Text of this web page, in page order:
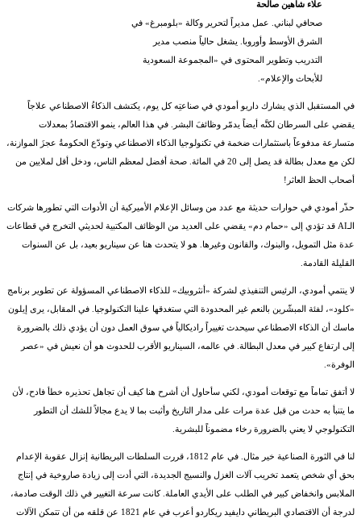
علاء شاهين صالحة
صحافي لبناني. عمل مديراً لتحرير وكالة «بلومبرغ» في
الشرق الأوسط وأوروبا. يشغل حالياً منصب مدير
التدريب وتطوير المحتوى في «المجموعة السعودية
للأبحاث والإعلام».
في المستقبل الذي يشارك داريو أمودي في صناعتِه كل يوم، يكتشف الذكاءُ الاصطناعي علاجاً
يقضي على السرطان لكنَّه أيضاً يدمّر وظائفَ البشر. في هذا العالم، ينمو الاقتصادُ بمعدلات
متسارعة مدفوعاً باستثمارات ضخمة في تكنولوجيا الذكاء الاصطناعي وتودّع الحكومةُ عجزَ الموازنة،
لكن مع معدل بطالة قد يصل إلى 20 في المائة. صحة أفضل لمعظم الناس، ودخل أقل لملايين من
أصحاب الحظ العاثر!
حذّر أمودي في حوارات حديثة مع عدد من وسائل الإعلام الأميركية أن الأدوات التي تطورها شركات
الـAI قد تؤدي إلى «حمام دم» يقضي على العديد من الوظائف المكتبية لحديثي التخرج في قطاعات
عدة مثل التمويل، والبنوك، والقانون وغيرها. هو لا يتحدث هنا عن سيناريو بعيد، بل عن السنوات
القليلة القادمة.
لا ينتمي أمودي، الرئيس التنفيذي لشركة «أنثروبيك» للذكاء الاصطناعي المسؤولة عن تطوير برنامج
«كلود»، لفئة المبشّرين بالنعم غير المحدودة التي ستغدقها علينا التكنولوجيا. في المقابل، يرى إيلون
ماسك أن الذكاء الاصطناعي سيحدث تغييراً راديكالياً في سوق العمل دون أن يؤدي ذلك بالضرورة
إلى ارتفاع كبير في معدل البطالة. في عالمه، السيناريو الأقرب للحدوث هو أن نعيش في «عصر
الوفرة».
لا أتفق تماماً مع توقعات أمودي، لكني سأحاول أن أشرح هنا كيف أن تجاهل تحذيره خطأ فادح، لأن
ما يتنبأ به حدث من قبل عدة مرات على مدار التاريخ وأثبت بما لا يدع مجالاً للشك أن التطور
التكنولوجي لا يعني بالضرورة رخاء مضموناً للبشرية.
لنا في الثورة الصناعية خير مثال. في عام 1812، قررت السلطات البريطانية إنزال عقوبة الإعدام
بحق أي شخص يتعمد تخريب آلات الغزل والنسيج الجديدة، التي أدت إلى زيادة صاروخية في إنتاج
الملابس وانخفاض كبير في الطلب على الأيدي العاملة. كانت سرعة التغيير في ذلك الوقت صادمة،
لدرجة أن الاقتصادي البريطاني دايفيد ريكاردو أعرب في عام 1821 عن قلقه من أن تتمكن الآلات